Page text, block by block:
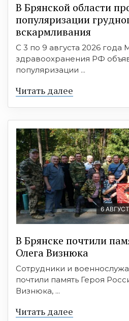
В Брянской области
популяризации
вскармливания
С 3 по 9 августа 2026 года
здравоохранения РФ
популяризации ...
Читать далее
6
В Брянске почтили
Олега Визнюка
Сотрудники и
почтили память Героя
Визнюка, ...
Читать далее